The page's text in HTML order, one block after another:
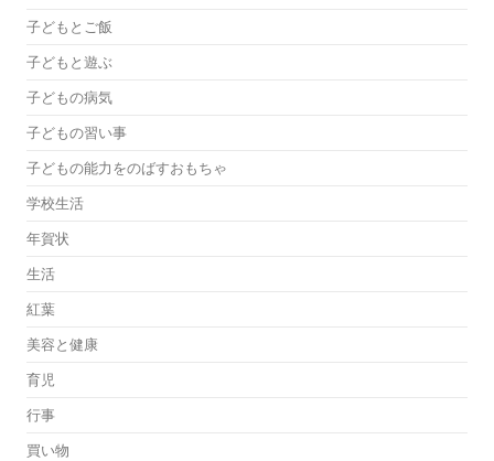
子どもとご飯
子どもと遊ぶ
子どもの病気
子どもの習い事
子どもの能力をのばすおもちゃ
学校生活
年賀状
生活
紅葉
美容と健康
育児
行事
買い物